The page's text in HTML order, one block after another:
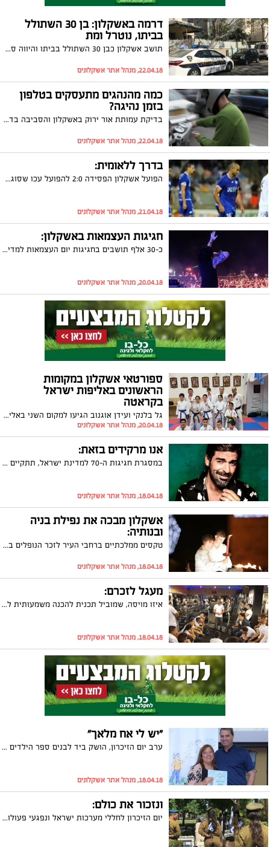
דרמה באשקלון: בן 30 השתולל
בביתו, נוטרל ומת
תושב אשקלון כבן 30 השתולל בביתו והיווה סכנה לחיי אימו ולחייו לאחר שחתך את עצמו בסכין. שוטרים שהוזעקו למקום ניסו להשתלט עליו, כאשר לבסוף הצליחו רק באמצעות טייזר. צוות מד"א שניסה להרגיעו באמצעות תרופה, נאלץ לבצע בו החייאה ולבסוף לקבוע את מותו
22.04.18, מנהל אתר אשקלונים
כמה מהנהגים מתעסקים בטלפון
בזמן נהיגה?
בדיקת עמותת אור ירוק באשקלון והסביבה בדקה כמה מהנהגים מתעסקים עם הנייד שלהם בזמן נהיגה? ארז קיטה מנכ"ל עמותת אור ירוק: "כדי לצמצם את התופעה המסוכנת של נהגים שעסוקים בהיסח דעת בזמן נהיגה, הגיע הזמן שהמדינה תילחם בנהגים שמזלזלים ומסכנים את החיים של כולנו, באמצעות הגברת ההרתעה"
22.04.18, מנהל אתר אשקלונים
בדרך ללאומית:
הפועל אשקלון הפסידה 2:0 להפועל עכו שסוגרת את הטבלה ומדרדרת צעד נוסף לעבר הליגה הלאומית. בשבוע הבא יתקיים המשחק המכריע
21.04.18, מנהל אתר אשקלונים
חגיגות העצמאות באשקלון:
כ-30 אלף תושבים בחגיגות יום העצמאות למדינת ישראל: אשקלון חגגה 70 שנות עצמאות עם האומנים הכי גדולים ובמסיבת חוף שנמשכה אל תוך הלילה
20.04.18, מנהל אתר אשקלונים
ספורטאי אשקלון במקומות
הראשונים באליפות ישראל
בקראטה
גל בלנקי ועידן אוגנוב הגיעו למקום השני באליפות הארצית. ספורטאים נוספים קטפו את המקום השלישי והמכובד
20.04.18, מנהל אתר אשקלונים
אנו מרקידים בזאת:
במסגרת חגיגות ה-70 למדינת ישראל, תתקיים מסיבת חוף בחוף דלילה באשקלון מחצות של ערב יום העצמאות ועד עלות השחר במסיבת החוף ינגנו כמה מהדיג'יים המובילים בארץ: DJ רועי זרחי, DJ מור אברהמי וDJ סמיילי. כמו כן, המסיבה תכלול מופע פריצה של הזמר רותם כהן. המסיבה מתקיימת ביוזמת משרד התרבות הספורט לרגל חחגיגות ה-70
18.04.18, מנהל אתר אשקלונים
אשקלון מבכה את נפילת בניה
ובנותיה:
טקסים ממלכתיים ברחבי העיר לזכר הנופלים במערכות ישראל ובפעולות האיבה. ראש העיר בפועל, תומר גלאם: "החלל העמוק שהותירו הנופלים הוא פצע פתוח שלעולם לא יגליד"
18.04.18, מנהל אתר אשקלונים
מעגל לזכרם:
איזו מויסה, שמוביל תכנית להכנה משמעותית לצה"ל, קיים בערב יום הזיכרון מפגש מרגש לחניכיו בו סיפר את סיפוריהם של חבריו שנפלו. אחד הנוכחים במקום סיפר: "כבכל שנה אנו מגיעים למכון לספוג עוד מהרוח המיוחדת של איזו שמוביל ומלמד אותנו לאהבת הארץ"
18.04.18, מנהל אתר אשקלונים
"יש לי אח מלאך"
ערב יום הזיכרון, הושק ביד לבנים ספר הילדים "יש לי אח מלאך" שנכתב על ידי העיתונאית, קרן אור אזולאי. הספר מגולל את סיפורו של אביהו אזולאי, בנו של יו"ר בית יד לבנים באשקלון דניאל אזולאי, שגדל בצילו של האח אמיל ז"ל שנפל באסון המסוקים. היזם ואיש העסקים, אלי אלעזרא, הדהים את הנוכחים כשהודיע שירכוש עותקים עבור כל תלמידי כיתות א' באשקלון
18.04.18, מנהל אתר אשקלונים
ונזכור את כולם:
יום הזיכרון לחללי מערכות ישראל ונפגעי פעולות האיבה: פירוט הטקסים ברחבי העיר אשקלון